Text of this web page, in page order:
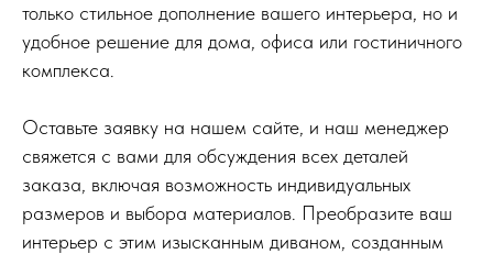
только стильное дополнение вашего интерьера, но и
удобное решение для дома, офиса или гостиничного
комплекса.
Оставьте заявку на нашем сайте, и наш менеджер
свяжется с вами для обсуждения всех деталей
заказа, включая возможность индивидуальных
размеров и выбора материалов. Преобразите ваш
интерьер с этим изысканным диваном, созданным